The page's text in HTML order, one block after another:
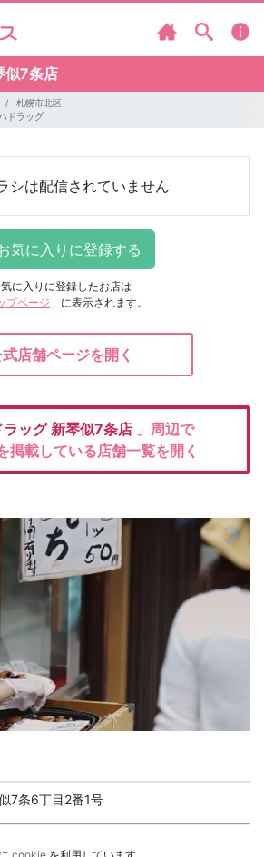
似7条店
札幌市北区
ドラッグ
シは配信されていません
に入りに登録したお店は
プページ 」に表示されます。
店舗ページを開く
ラッグ 新琴似7条店 」周辺で
掲載している店舗一覧を開く
7条6丁目2番1号